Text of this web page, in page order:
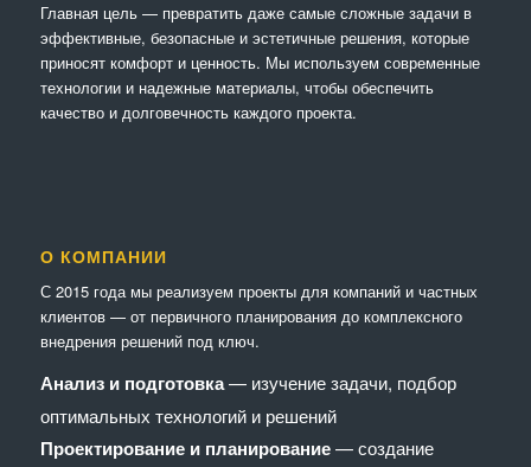
Главная цель — превратить даже самые сложные задачи в
эффективные, безопасные и эстетичные решения, которые
приносят комфорт и ценность. Мы используем современные
технологии и надежные материалы, чтобы обеспечить
качество и долговечность каждого проекта.
О КОМПАНИИ
С 2015 года мы реализуем проекты для компаний и частных
клиентов — от первичного планирования до комплексного
внедрения решений под ключ.
Анализ и подготовка— изучение задачи, подбор
оптимальных технологий и решений
Проектирование и планирование— создание